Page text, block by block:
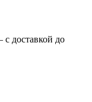
доставкой до